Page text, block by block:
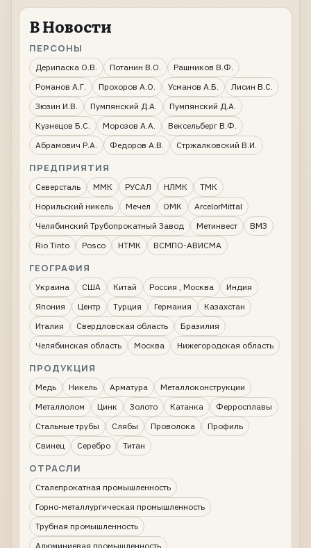
В Новости
ПЕРСОНЫ
Дерипаска О.В. Потанин В.О.
Рашников В.Ф.
Романов А.Г.
Прохоров А.О. Усманов А.Б.
Лисин В.С.
Зюзин И.В.
Пумпянский Д.А.
Пумпянский Д.А.
Кузнецов Б.С.
Морозов А.А.
Вексельберг В.Ф.
Абрамович Р.А.
Федоров А.В. Стржалковский В.И.
ПРЕДПРИЯТИЯ
Северсталь ММК РУСАЛ НЛМК
ТМК
Норильский никель
Мечел ОМК
ArcelorMittal
Челябинский Трубопрокатный Завод
Метинвест
ВМЗ
Rio Tinto
Posco НТМК ВСМПО-АВИСМА
ГЕОГРАФИЯ
Украина США Китай Россия , Москва
Индия
Япония
Центр Турция Германия
Казахстан
Италия
Свердловская область
Бразилия
Челябинская область
Москва Нижегородская область
ПРОДУКЦИЯ
Медь Никель Арматура
Металлоконструкции
Металлолом
Цинк Золото Катанка
Ферросплавы
Стальные трубы
Слябы Проволока
Профиль
Свинец
Серебро Титан
ОТРАСЛИ
Сталепрокатная промышленность
Горно-металлургическая промышленность
Трубная промышленность
Алюминиевая промышленность